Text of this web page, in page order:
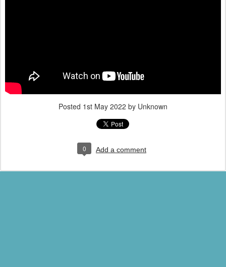
Posted 1st May 2022 by Unknown
0 Add a comment